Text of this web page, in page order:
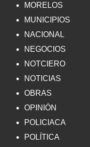
MORELOS
MUNICIPIOS
NACIONAL
NEGOCIOS
NOTCIERO
NOTICIAS
OBRAS
OPINIÓN
POLICIACA
POLÍTICA